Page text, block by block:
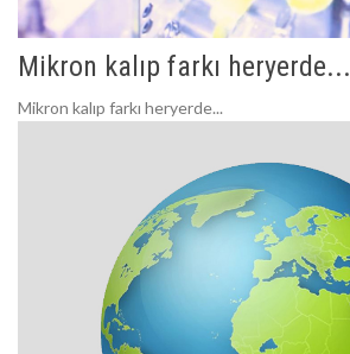
Mikron kalıp farkı heryerde...
Mikron kalıp farkı heryerde...